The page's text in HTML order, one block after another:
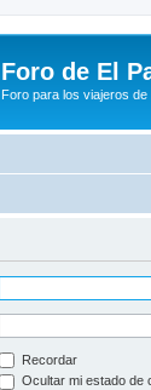
Foro de El
Foro para los viajeros de
Recordar
Ocultar mi estado de